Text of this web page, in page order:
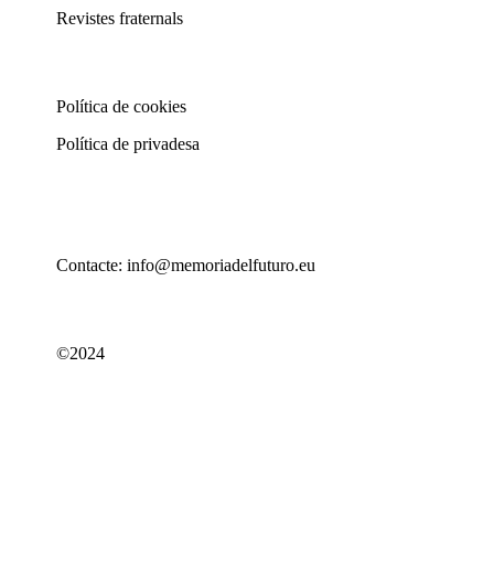
Revistes fraternals
Política de cookies
Política de privadesa
Contacte: info@memoriadelfuturo.eu
©2024